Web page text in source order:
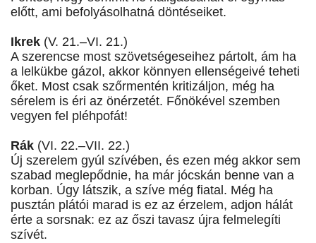
előtt, ami befolyásolhatná döntéseiket.
Ikrek (V. 21.–VI. 21.)
A szerencse most szövetségeseihez pártolt, ám ha
a lelkükbe gázol, akkor könnyen ellenségeivé teheti
őket. Most csak szőrmentén kritizáljon, még ha
sérelem is éri az önérzetét. Főnökével szemben
vegyen fel pléhpofát!
Rák (VI. 22.–VII. 22.)
Új szerelem gyúl szívében, és ezen még akkor sem
szabad meglepődnie, ha már jócskán benne van a
korban. Úgy látszik, a szíve még fiatal. Még ha
pusztán plátói marad is ez az érzelem, adjon hálát
érte a sorsnak: ez az őszi tavasz újra felmelegíti
szívét.